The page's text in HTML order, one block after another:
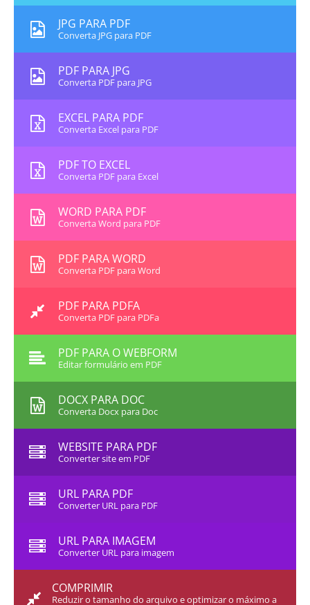
JPG PARA PDF
Converta JPG para PDF
PDF PARA JPG
Converta PDF para JPG
EXCEL PARA PDF
Converta Excel para PDF
PDF TO EXCEL
Converta PDF para Excel
WORD PARA PDF
Converta Word para PDF
PDF PARA WORD
Converta PDF para Word
PDF PARA PDFA
Converta PDF para PDFa
PDF PARA O WEBFORM
Editar formulário em PDF
DOCX PARA DOC
Converta Docx para Doc
WEBSITE PARA PDF
Converter site em PDF
URL PARA PDF
Converter URL para PDF
URL PARA IMAGEM
Converter URL para imagem
COMPRIMIR
Reduzir o tamanho do arquivo e optimizar o máximo a